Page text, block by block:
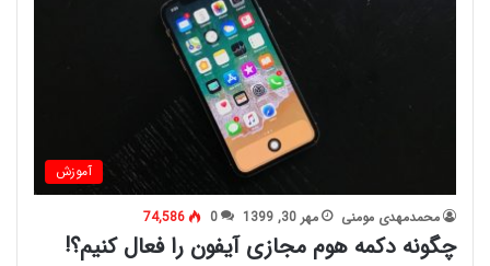
آموزش
محمدمهدی مومنی مهر 30, 1399 0
74,586
چگونه دکمه هوم مجازی آیفون را فعال کنیم؟!